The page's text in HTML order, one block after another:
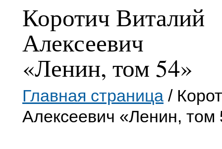
Коротич Виталий
Алексеевич
«Ленин, том 54»
Главная страница /
Алексеевич «Ленин, том